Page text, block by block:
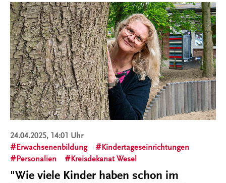
24.04.2025, 14:01 Uhr
Erwachsenenbildung
Kindertageseinrichtungen
Personalien
Kreisdekanat Wesel
"Wie viele Kinder haben schon im